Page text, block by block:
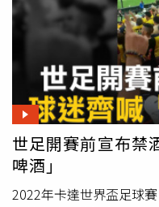
漢組隊表現反差極大。
操縱比賽結果之外，還
員接受調查。冉雄飛甚
康，還有李鐵的前隊友
雄飛爆料的這些中超教
說影響非常大。李金羽
城，郝偉則是中超衛冕冠
教練員出了事，中超幾乎
涉案金額達數億元，瀋陽
一。李鐵的海外資產除了
世足開賽前宣布
啤酒」
2022年卡達世界盃足球